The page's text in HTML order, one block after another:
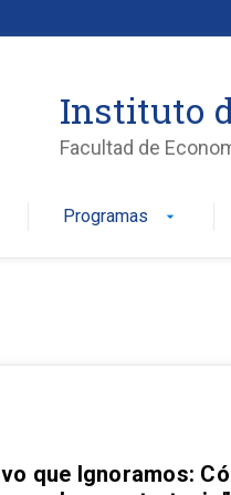
Instituto
Facultad de
Programas arrow_drop_down
que Ignoramos: